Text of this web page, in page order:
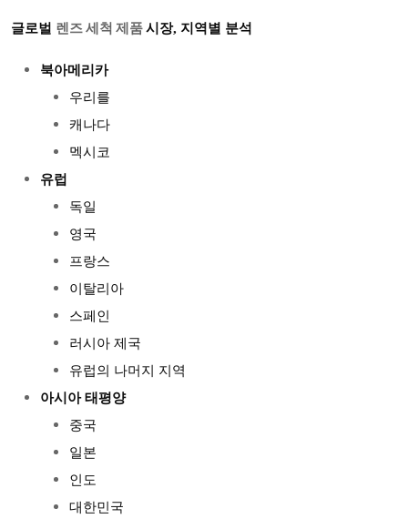
글로벌 렌즈 세척 제품 시장, 지역별 분석
북아메리카
우리를
캐나다
멕시코
유럽
독일
영국
프랑스
이탈리아
스페인
러시아 제국
유럽의 나머지 지역
아시아 태평양
중국
일본
인도
대한민국